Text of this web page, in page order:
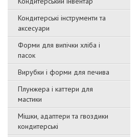
Кондитерські інструменти та
аксесуари
Форми для випічки хліба і
пасок
Вирубки і форми для печива
Плунжера і каттери для
мастики
Мішки, адаптери та гвоздики
кондитерські